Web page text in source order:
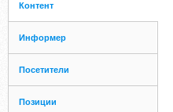
Контент
Информер
Посетители
Позиции